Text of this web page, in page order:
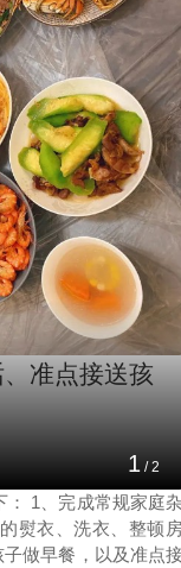
1 /2
准点接送孩
： 1、完成常规家庭
熨衣、洗衣、整顿
做早餐，以及准点